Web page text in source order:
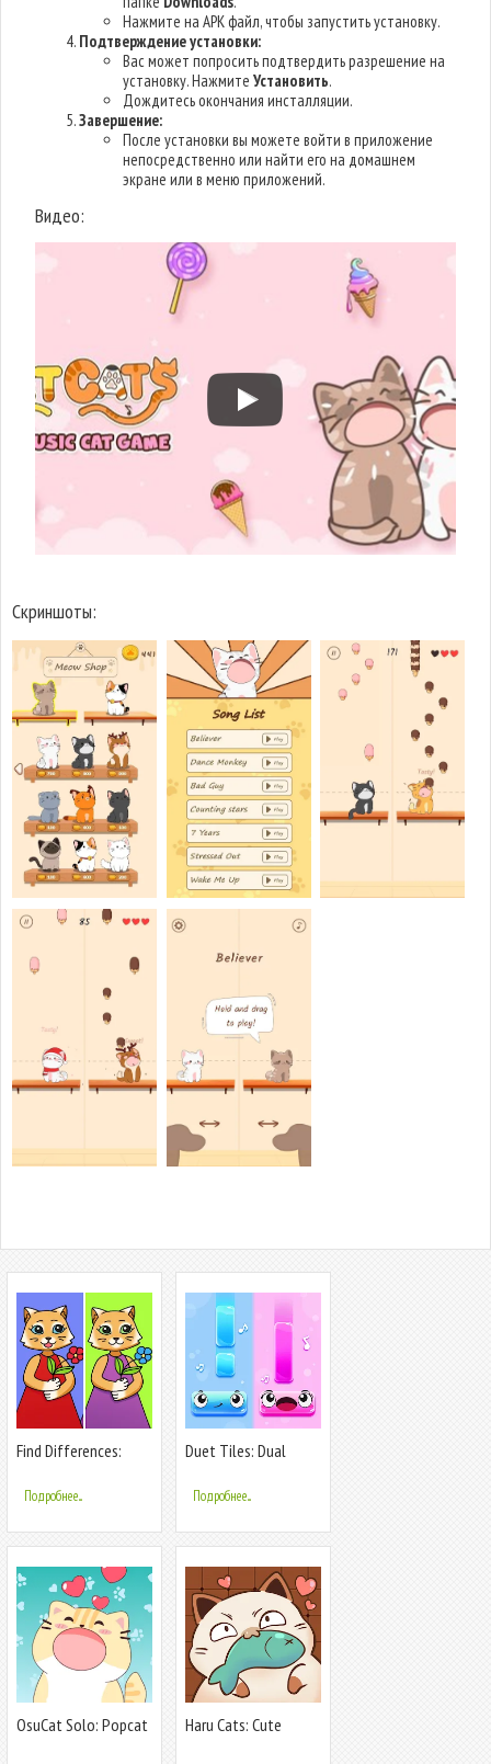
Нажмите на APK файл, чтобы запустить установку.
Подтверждение установки:
Вас может попросить подтвердить разрешение на
установку. НажмитеУстановить.
Дождитесь окончания инсталляции.
Завершение:
После установки вы можете войти в приложение
непосредственно или найти его на домашнем
экране или в меню приложений.
Видео:
Скриншоты:
Find Differences:
Подробнее...
Duet Tiles: Dual
Подробнее...
OsuCat Solo: Popcat
Haru Cats: Cute